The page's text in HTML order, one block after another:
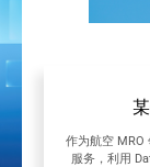
作为航空 MRO
服务，利用